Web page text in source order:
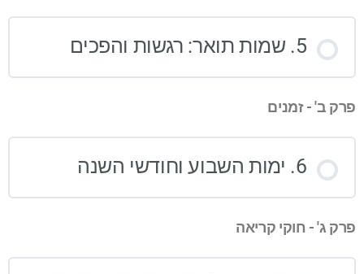
5. שמות תואר: רגשות והפכים
פרק ב' - זמנים
6. ימות השבוע וחודשי השנה
פרק ג' - חוקי קריאה